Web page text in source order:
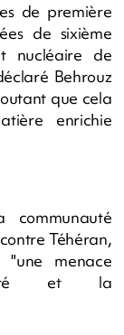
de première
de sixième
nucléaire de
Behrouz
que cela
enrichie
Téhéran,
menace
et la